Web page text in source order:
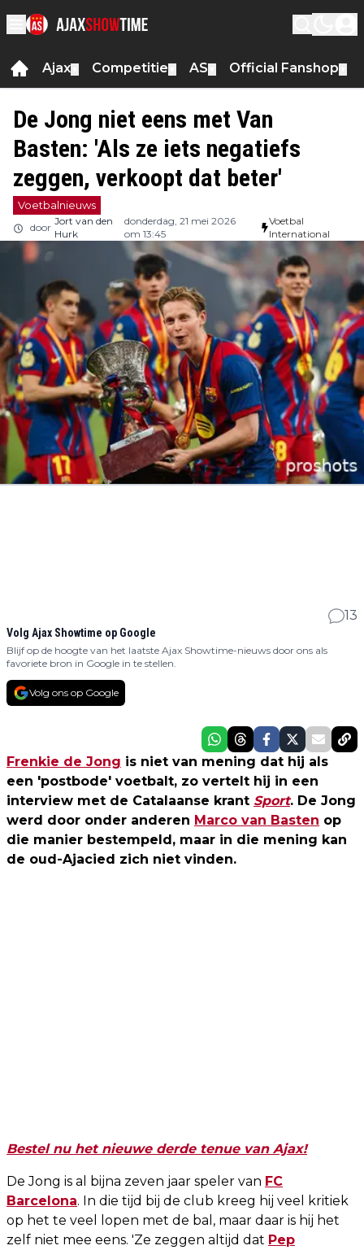
Ajax Competitie AS Official Fanshop
De Jong niet eens met Van
Basten: 'Als ze iets negatiefs
zeggen, verkoopt dat beter'
Voetbalnieuws
door
Jort van den
Hurk
donderdag, 21 mei 2026
om 13:45
Voetbal
International
13
Volg Ajax Showtime op Google
Blijf op de hoogte van het laatste Ajax Showtime-nieuws door ons als
favoriete bron in Google in te stellen.
Volg ons op Google
Frenkie de Jong is niet van mening dat hij als
een 'postbode' voetbalt, zo vertelt hij in een
interview met de Catalaanse krant Sport. De Jong
werd door onder anderen Marco van Basten op
die manier bestempeld, maar in die mening kan
de oud-Ajacied zich niet vinden.
Bestel nu het nieuwe derde tenue van Ajax!
De Jong is al bijna zeven jaar speler van FC
Barcelona. In die tijd bij de club kreeg hij veel kritiek
op het te veel lopen met de bal, maar daar is hij het
zelf niet mee eens. 'Ze zeggen altijd dat Pep